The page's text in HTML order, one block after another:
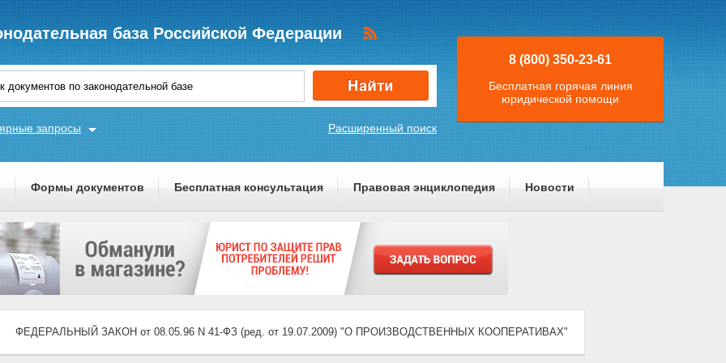
база Российской Федерации
Расширенный поиск
запросы
8 (800) 350-23-61
Бесплатная горячая линия
юридической помощи
Формы документов Бесплатная консультация Правовая энциклопедия Новости
ФЕДЕРАЛЬНЫЙ ЗАКОН от 08.05.96 N 41-ФЗ (ред. от 19.07.2009) "О ПРОИЗВОДСТВЕННЫХ КООПЕРАТИВАХ"